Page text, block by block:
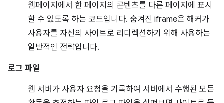
웹페이지에서 한 페이지의 콘텐츠를 다른 페이지에 표시
할 수 있도록 하는 코드입니다. 숨겨진 iframe은 해커가
사용자를 자신의 사이트로 리디렉션하기 위해 사용하는
일반적인 전략입니다.
로그 파일
웹 서버가 사용자 요청을 기록하여 서버에서 수행된 모든